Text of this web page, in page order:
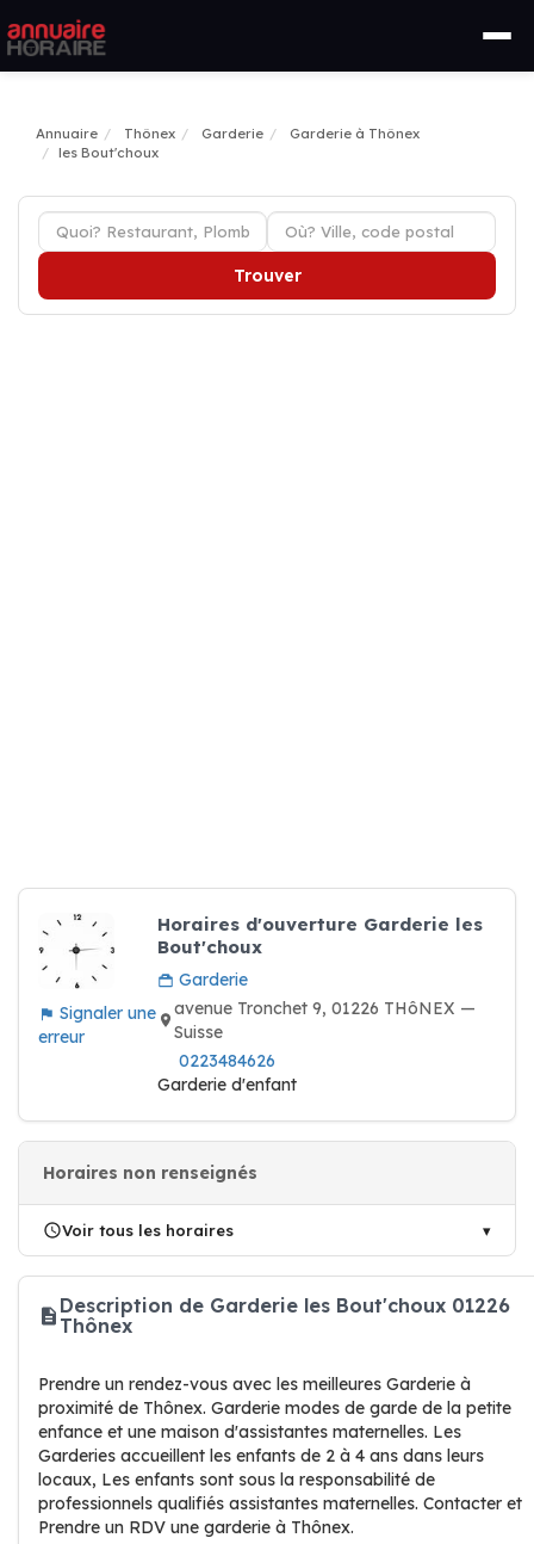
Annuaire Thônex Garderie
Garderie à Thônex
les Bout'choux
Trouver
Signaler une
erreur
Horaires d'ouverture Garderie les
Bout'choux
Garderie
avenue Tronchet 9, 01226 THôNEX —
Suisse
0223484626
Garderie d'enfant
Horaires non renseignés
Voir tous les horaires
Description de Garderie les Bout'choux 01226
Thônex
Prendre un rendez-vous avec les meilleures Garderie à
proximité de Thônex. Garderie modes de garde de la petite
enfance et une maison d'assistantes maternelles. Les
Garderies accueillent les enfants de 2 à 4 ans dans leurs
locaux, Les enfants sont sous la responsabilité de
professionnels qualifiés assistantes maternelles. Contacter et
Prendre un RDV une garderie à Thônex.